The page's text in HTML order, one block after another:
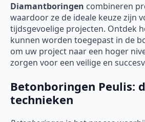
Diamantboringen combineren
waardoor ze de ideale keuze zijn
tijdsgevoelige projecten. Ontdek
kunnen worden toegepast in de
om uw project naar een hoger
zorgen voor een veilige en
Betonboringen Peulis:
technieken